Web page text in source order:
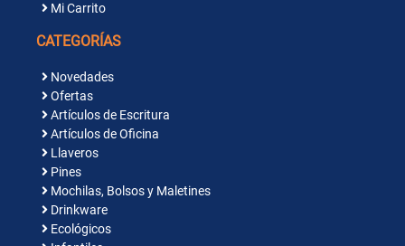
Mi Carrito
CATEGORÍAS
Novedades
Ofertas
Artículos de Escritura
Artículos de Oficina
Llaveros
Pines
Mochilas, Bolsos y Maletines
Drinkware
Ecológicos